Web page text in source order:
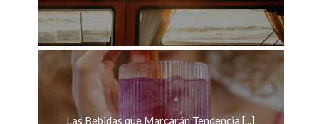
Las Bebidas que Marcarán Tendencia [...]